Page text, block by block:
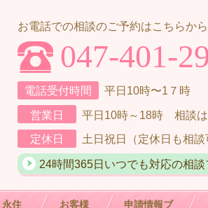
お電話での相談のご予約はこちらから
047-401-
電話受付時間 平日10時〜1７時
営業日 平日10時～18時 相談は
定休日 土日祝日（定休日も相
24時間365日いつでも対応の相
永住
お客様
申請情報ブ